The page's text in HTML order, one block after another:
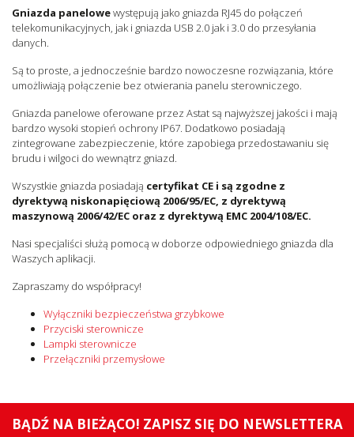
Gniazda panelowewystępują jako gniazda RJ45 do połączeń
telekomunikacyjnych, jak i gniazda USB 2.0 jak i 3.0 do przesyłania
danych.
Są to proste, a jednocześnie bardzo nowoczesne rozwiązania, które
umożliwiają połączenie bez otwierania panelu sterowniczego.
Gniazda panelowe oferowane przez Astat są najwyższej jakości i mają
bardzo wysoki stopień ochrony IP67. Dodatkowo posiadają
zintegrowane zabezpieczenie, które zapobiega przedostawaniu się
brudu i wilgoci do wewnątrz gniazd.
Wszystkie gniazda posiadają certyfikat CE i są zgodne z
dyrektywą niskonapięciową 2006/95/EC, z dyrektywą
maszynową 2006/42/EC oraz z dyrektywą EMC 2004/108/EC.
Nasi specjaliści służą pomocą w doborze odpowiedniego gniazda dla
Waszych aplikacji.
Zapraszamy do współpracy!
Wyłączniki bezpieczeństwa grzybkowe
Przyciski sterownicze
Lampki sterownicze
Przełączniki przemysłowe
BĄDŹ NA BIEŻĄCO! ZAPISZ SIĘ DO NEWSLETTERA